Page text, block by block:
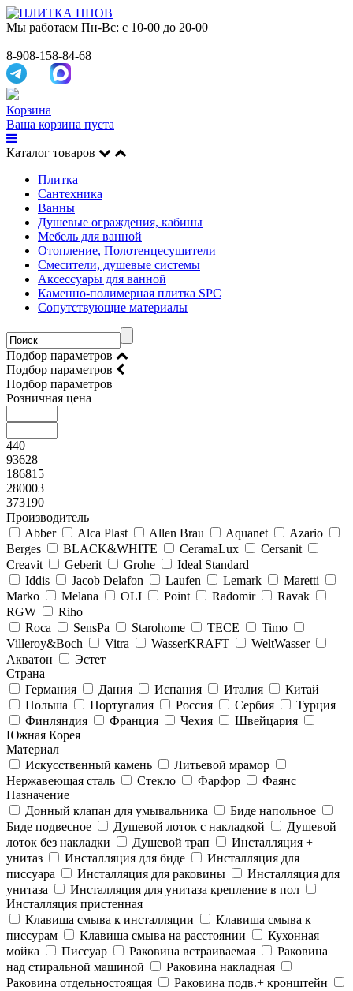
Мы работаем Пн-Вс: с 10-00 до 20-00
8-908-158-84-68
Корзина
Ваша корзина пуста
Каталог товаров
Плитка
Сантехника
Ванны
Душевые ограждения, кабины
Мебель для ванной
Отопление, Полотенцесушители
Смесители, душевые системы
Аксессуары для ванной
Каменно-полимерная плитка SPC
Сопутствующие материалы
Подбор параметров
Подбор параметров
Подбор параметров
Розничная цена
440
93628
186815
280003
373190
Производитель
Abber
Alca Plast Allen Brau Aquanet
Azario
Berges
BLACK&WHITE CeramaLux
Cersanit
Creavit
Geberit Grohe
Ideal Standard
Iddis
Jacob Delafon Laufen Lemark
Maretti
Marko
Melana OLI Point Radomir
Ravak
RGW
Riho
Roca
SensPa Starohome TECE
Timo
Villeroy&Boсh
Vitra WasserKRAFT
WeltWasser
Акватон
Эстет
Страна
Германия
Дания Испания Италия
Китай
Польша
Португалия Россия Сербия
Турция
Финляндия
Франция Чехия
Швейцария
Южная Корея
Материал
Искусственный камень
Литьевой мрамор
Нержавеющая сталь
Стекло Фарфор
Фаянс
Назначение
Донный клапан для умывальника
Биде напольное
Биде подвесное
Душевой лоток с накладкой
Душевой
лоток без накладки
Душевой трап
Инсталляция +
унитаз
Инсталляция для биде
Инсталляция для
писсуара
Инсталляция для раковины
Инсталляция для
унитаза
Инсталляция для унитаза крепление в пол
Инсталляция пристенная
Клавиша смыва к инсталляции
Клавиша смыва к
писсурам
Клавиша смыва на расстоянии
Кухонная
мойка
Писсуар Раковина встраиваемая
Раковина
над стиральной машиной
Раковина накладная
Раковина отдельностоящая
Раковина подв.+ кронштейн